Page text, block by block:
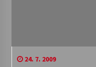
24. 7. 2009